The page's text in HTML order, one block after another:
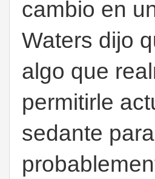
cambio en
Waters dijo
algo que
permitirle
sedante